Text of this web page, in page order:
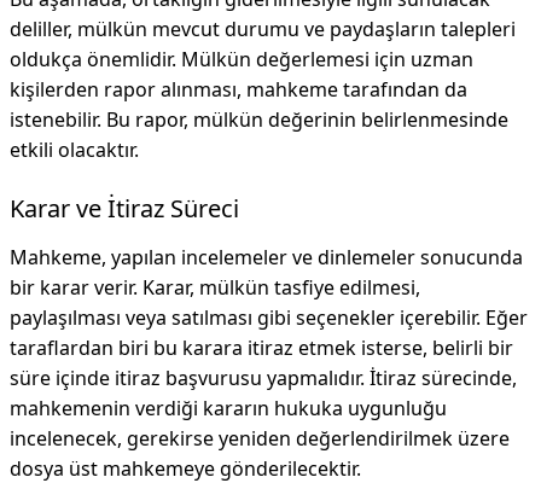
deliller, mülkün mevcut durumu ve paydaşların talepleri
oldukça önemlidir. Mülkün değerlemesi için uzman
kişilerden rapor alınması, mahkeme tarafından da
istenebilir. Bu rapor, mülkün değerinin belirlenmesinde
etkili olacaktır.
Karar ve İtiraz Süreci
Mahkeme, yapılan incelemeler ve dinlemeler sonucunda
bir karar verir. Karar, mülkün tasfiye edilmesi,
paylaşılması veya satılması gibi seçenekler içerebilir. Eğer
taraflardan biri bu karara itiraz etmek isterse, belirli bir
süre içinde itiraz başvurusu yapmalıdır. İtiraz sürecinde,
mahkemenin verdiği kararın hukuka uygunluğu
incelenecek, gerekirse yeniden değerlendirilmek üzere
dosya üst mahkemeye gönderilecektir.